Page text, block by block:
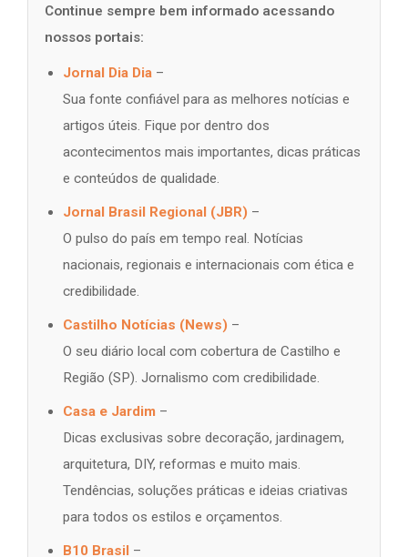
Continue sempre bem informado acessando
nossos portais:
Jornal Dia Dia –
Sua fonte confiável para as melhores notícias e
artigos úteis. Fique por dentro dos
acontecimentos mais importantes, dicas práticas
e conteúdos de qualidade.
Jornal Brasil Regional (JBR) –
O pulso do país em tempo real. Notícias
nacionais, regionais e internacionais com ética e
credibilidade.
Castilho Notícias (News) –
O seu diário local com cobertura de Castilho e
Região (SP). Jornalismo com credibilidade.
Casa e Jardim –
Dicas exclusivas sobre decoração, jardinagem,
arquitetura, DIY, reformas e muito mais.
Tendências, soluções práticas e ideias criativas
para todos os estilos e orçamentos.
B10 Brasil –